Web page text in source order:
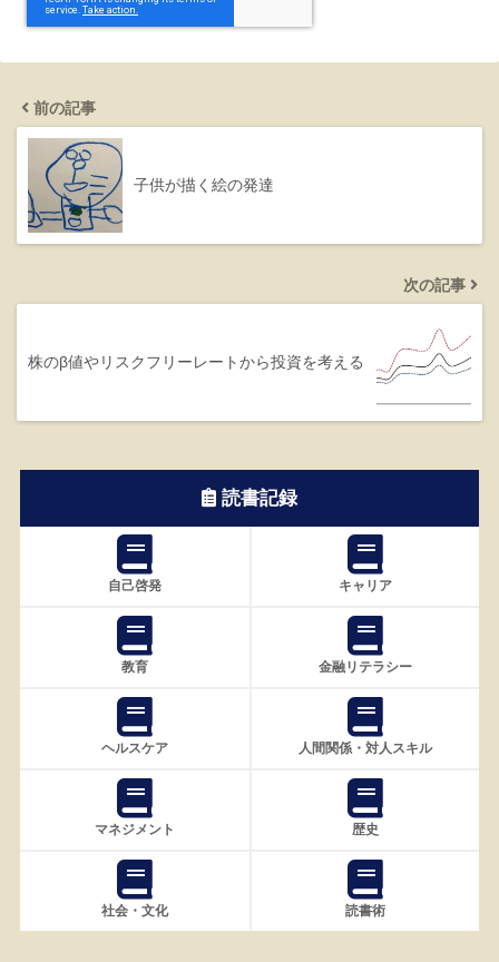
前の記事
子供が描く絵の発達
次の記事
株のβ値やリスクフリーレートから投資を考える
読書記録
自己啓発 キャリア
教育 金融リテラシー
ヘルスケア 人間関係・対人スキル
マネジメント 歴史
社会・文化 読書術